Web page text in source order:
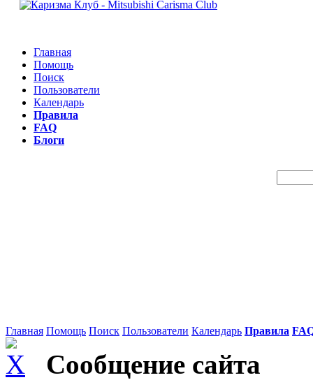
Главная
Помощь
Поиск
Пользователи
Календарь
Правила
FAQ
Блоги
Главная Помощь Поиск Пользователи Календарь Правила
Сообщение сайта